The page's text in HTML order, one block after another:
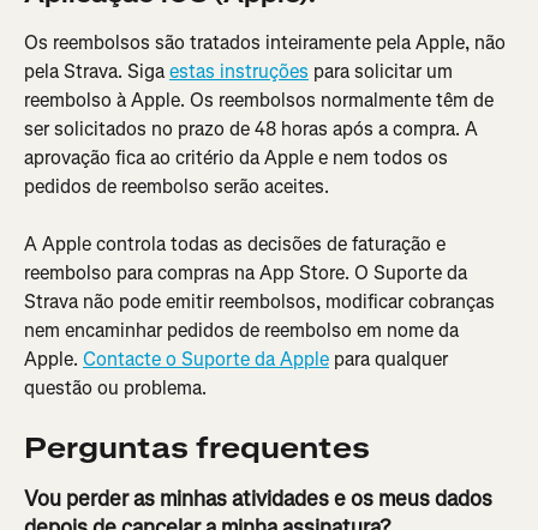
Os reembolsos são tratados inteiramente pela Apple, não
pela Strava. Siga estas instruções para solicitar um
reembolso à Apple. Os reembolsos normalmente têm de
ser solicitados no prazo de 48 horas após a compra. A
aprovação fica ao critério da Apple e nem todos os
pedidos de reembolso serão aceites.
A Apple controla todas as decisões de faturação e
reembolso para compras na App Store. O Suporte da
Strava não pode emitir reembolsos, modificar cobranças
nem encaminhar pedidos de reembolso em nome da
Apple. Contacte o Suporte da Apple para qualquer
questão ou problema.
Perguntas frequentes
Vou perder as minhas atividades e os meus dados